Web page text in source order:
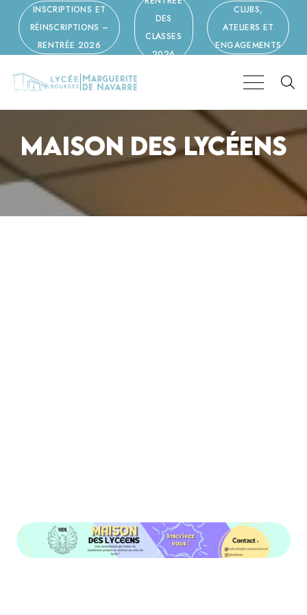
INSCRIPTIONS ET
RÉINSCRIPTIONS –
RENTRÉE 2026
DES
CLASSES
2026
CLUBS,
ATELIERS ET
ENGAGEMENTS
MAISON DES LYCÉENS